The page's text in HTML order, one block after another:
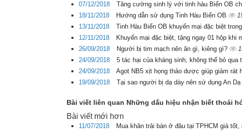
07/12/2018
Tăng cường sinh lý với tinh hàu Biển OB
18/11/2018
Hướng dẫn sử dụng Tinh Hàu Biển OB
13/11/2018
Tinh Hàu Biển OB khuyến mại đặc biệt
12/11/2018
Khuyến mại đặc biệt, tặng ngay 01 hộp khi
26/09/2018
Người bị tim mạch nên ăn gì, kiêng gì?
24/09/2018
5 tác hại của kháng sinh, không thể bỏ qua
24/09/2018
Agot NB5 xịt họng thảo dược giúp giảm rát
19/09/2018
Tại sao người bị dạ dày nên sử dụng An Dạ
Bài viết liên quan Những dấu hiệu nhận biết thoái
Bài viết mới hơn
11/07/2018 Mua khăn trải bàn ở đâu tại TPHCM giá